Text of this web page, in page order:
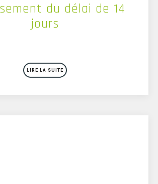
du délai de 14
jours
LIRE LA SUITE